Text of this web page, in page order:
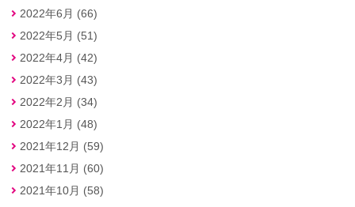
2022年6月 (66)
2022年5月 (51)
2022年4月 (42)
2022年3月 (43)
2022年2月 (34)
2022年1月 (48)
2021年12月 (59)
2021年11月 (60)
2021年10月 (58)